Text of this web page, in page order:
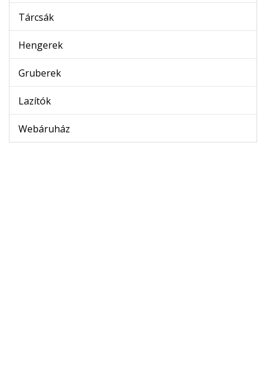
Tárcsák
Hengerek
Gruberek
Lazítók
Webáruház